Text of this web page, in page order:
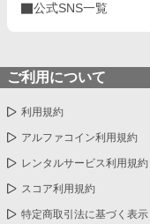
公式SNS一覧
ご利用について
利用規約
アルファコイン利用規約
レンタルサービス利用規約
スコア利用規約
特定商取引法に基づく表示